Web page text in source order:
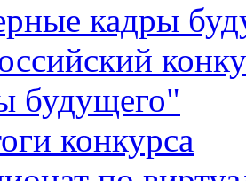
кадры
будущего"
конкурса